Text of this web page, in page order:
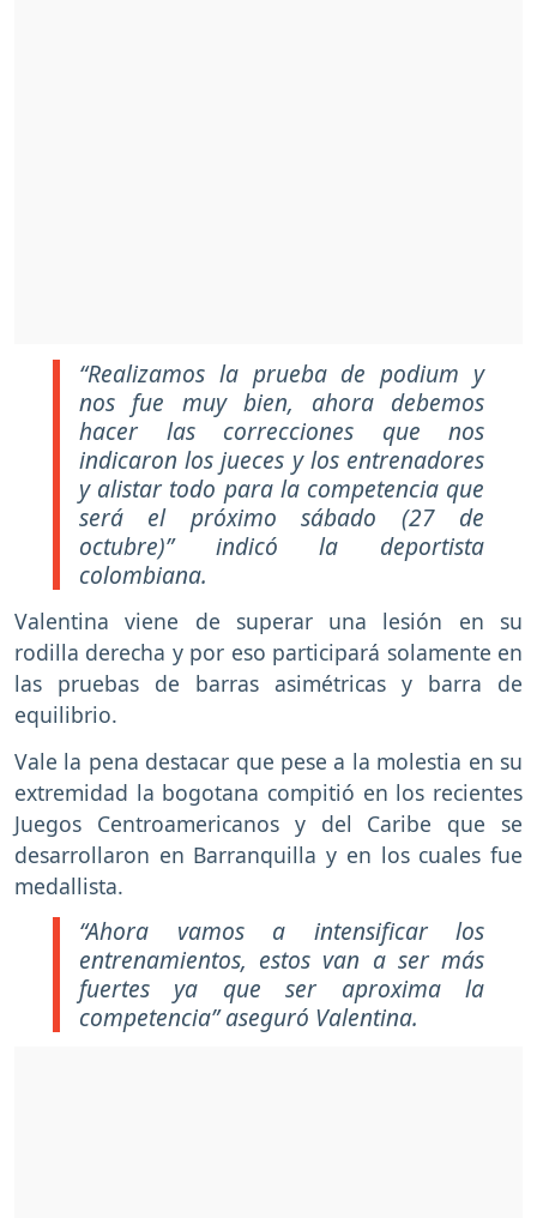
“Realizamos la prueba de podium y
nos fue muy bien, ahora debemos
hacer las correcciones que nos
indicaron los jueces y los entrenadores
y alistar todo para la competencia que
será el próximo sábado (27 de
octubre)” indicó la deportista
colombiana.
Valentina viene de superar una lesión en su
rodilla derecha y por eso participará solamente en
las pruebas de barras asimétricas y barra de
equilibrio.
Vale la pena destacar que pese a la molestia en su
extremidad la bogotana compitió en los recientes
Juegos Centroamericanos y del Caribe que se
desarrollaron en Barranquilla y en los cuales fue
medallista.
“Ahora vamos a intensificar los
entrenamientos, estos van a ser más
fuertes ya que ser aproxima la
competencia” aseguró Valentina.